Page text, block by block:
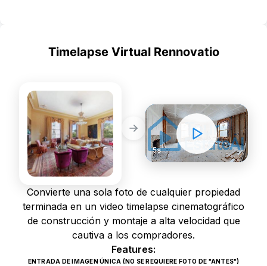
Timelapse Virtual Rennovatio
5s
Convierte una sola foto de cualquier propiedad
terminada en un video timelapse cinematográfico
de construcción y montaje a alta velocidad que
cautiva a los compradores.
Features:
ENTRADA DE IMAGEN ÚNICA (NO SE REQUIERE FOTO DE "ANTES")